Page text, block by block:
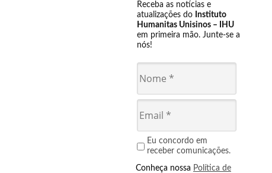
Receba as notícias e
atualizações do Instituto
Humanitas Unisinos – IHU
em primeira mão. Junte-se a
nós!
Eu concordo em
receber comunicações.
Conheça nossa Política de